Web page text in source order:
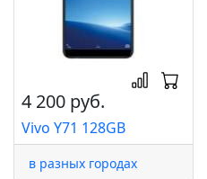
4 200 руб.
Vivo Y71 128GB
в разных городах